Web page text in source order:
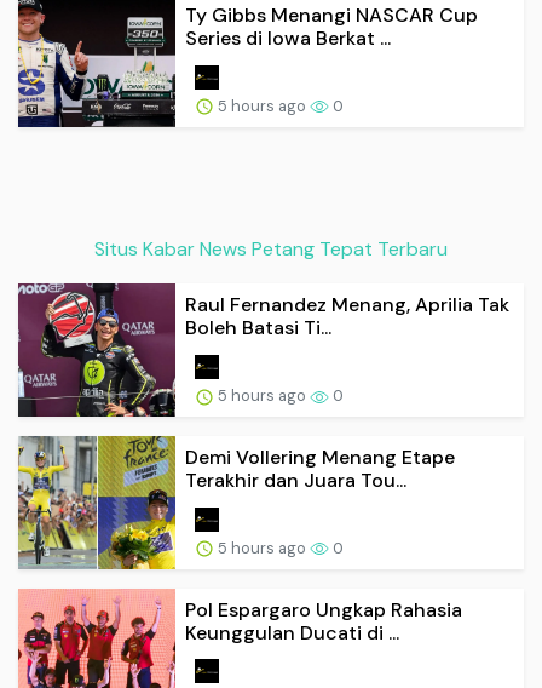
Ty Gibbs Menangi NASCAR Cup
Series di Iowa Berkat ...
5 hours ago 0
Situs Kabar News Petang Tepat Terbaru
Raul Fernandez Menang, Aprilia Tak
Boleh Batasi Ti...
5 hours ago 0
Demi Vollering Menang Etape
Terakhir dan Juara Tou...
5 hours ago 0
Pol Espargaro Ungkap Rahasia
Keunggulan Ducati di ...